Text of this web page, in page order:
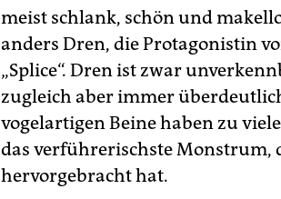
meist schlank, schön und
anders Dren, die Protagonistin
„Splice“. Dren ist zwar
zugleich aber immer
vogelartigen Beine haben zu
das verführerischste Monstrum,
hervorgebracht hat.